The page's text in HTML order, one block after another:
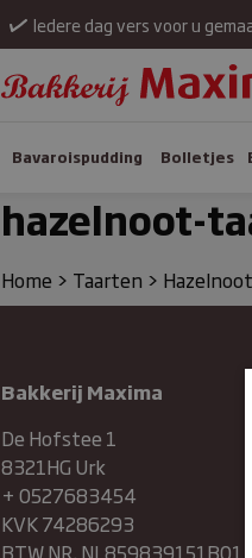
Iedere dag vers voor u
Bavaroispudding Bolletjes
hazelnoot-
Home > Taarten >
Bakkerij Maxima
De Hofstee 1
8321HG Urk
+ 0527683454
KVK 74286293
BTW NR. NL859839151B01